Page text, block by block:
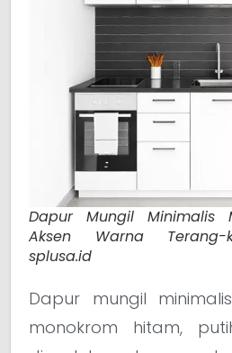
Dapur Mungil Minimalis
Aksen Warna Terang-
splusa.id
Dapur mungil
monokrom hitam,